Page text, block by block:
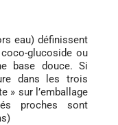
eau) définissent
glucoside ou
base douce. Si
dans les trois
» sur l’emballage
proches sont